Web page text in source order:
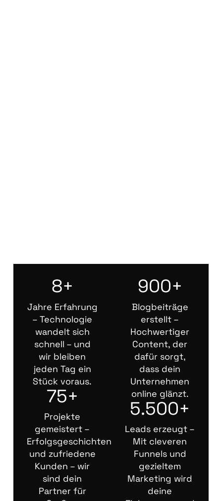
8+
Jahre Erfahrung
– Technologie
wandelt sich
schnell – und
wir bleiben
jeden Tag ein
Stück voraus.
75+
Projekte
gemeistert –
Erfolgsgeschichten
und zufriedene
Kunden – wir
sind dein
Partner für
900+
Blogbeiträge
erstellt –
Hochwertiger
Content, der
dafür sorgt,
dass dein
Unternehmen
online glänzt.
5.500+
Leads erzeugt –
Mit cleveren
Funnels und
gezieltem
Marketing wird
deine